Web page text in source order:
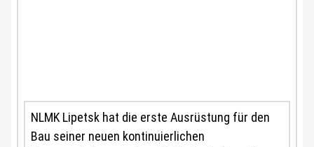
NLMK Lipetsk hat die erste Ausrüstung für den
Bau seiner neuen kontinuierlichen